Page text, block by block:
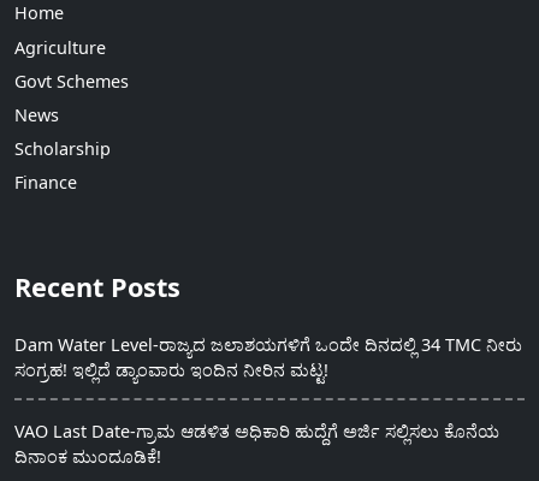
Home
Agriculture
Govt Schemes
News
Scholarship
Finance
Recent Posts
Dam Water Level-ರಾಜ್ಯದ ಜಲಾಶಯಗಳಿಗೆ ಒಂದೇ ದಿನದಲ್ಲಿ 34 TMC ನೀರು
ಸಂಗ್ರಹ! ಇಲ್ಲಿದೆ ಡ್ಯಾಂವಾರು ಇಂದಿನ ನೀರಿನ ಮಟ್ಟ!
VAO Last Date-ಗ್ರಾಮ ಆಡಳಿತ ಅಧಿಕಾರಿ ಹುದ್ದೆಗೆ ಅರ್ಜಿ ಸಲ್ಲಿಸಲು ಕೊನೆಯ
ದಿನಾಂಕ ಮುಂದೂಡಿಕೆ!